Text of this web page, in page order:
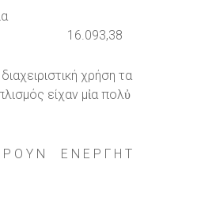
αξία
16.093,38
χρήση τα
είχαν μἰα πολὐ
Ο Υ Ν Ε Ν Ε Ρ Γ Η Τ